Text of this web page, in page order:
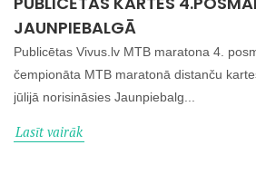
JAUNPIEBALGĀ
Publicētas Vivus.lv MTB maratona 4.
čempionāta MTB maratonā distanču
jūlijā norisināsies Jaunpiebalg...
Lasīt vairāk